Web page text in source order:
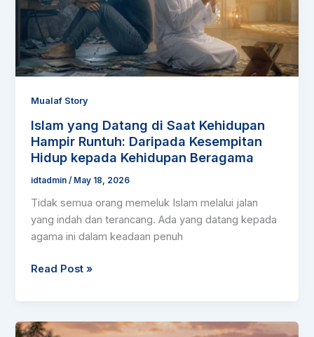
Mualaf Story
Islam yang Datang di Saat Kehidupan
Hampir Runtuh: Daripada Kesempitan
Hidup kepada Kehidupan Beragama
idtadmin/ May 18, 2026
Tidak semua orang memeluk Islam melalui jalan
yang indah dan terancang. Ada yang datang kepada
agama ini dalam keadaan penuh
Kehidupan
Hampir
Runtuh:
Daripada
Kesempitan
Kehidupan
Beragama
Read Post »
Antara